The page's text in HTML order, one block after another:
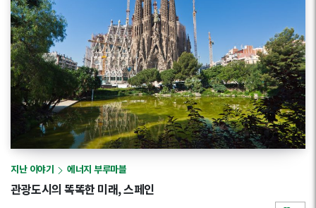
지난 이야기 에너지 부루마블
관광도시의 똑똑한 미래, 스페인